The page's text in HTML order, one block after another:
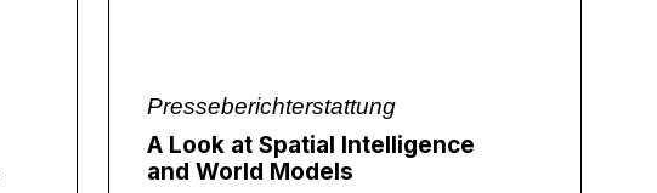
Presseberichterstattung
A Look at Spatial Intelligence
and World Models